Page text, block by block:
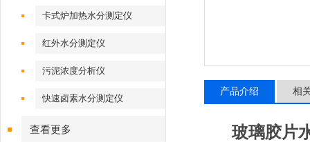
卡式炉加热水分测定仪
红外水分测定仪
污泥浓度分析仪
快速卤素水分测定仪
查看更多
产品介绍 相
玻璃胶片